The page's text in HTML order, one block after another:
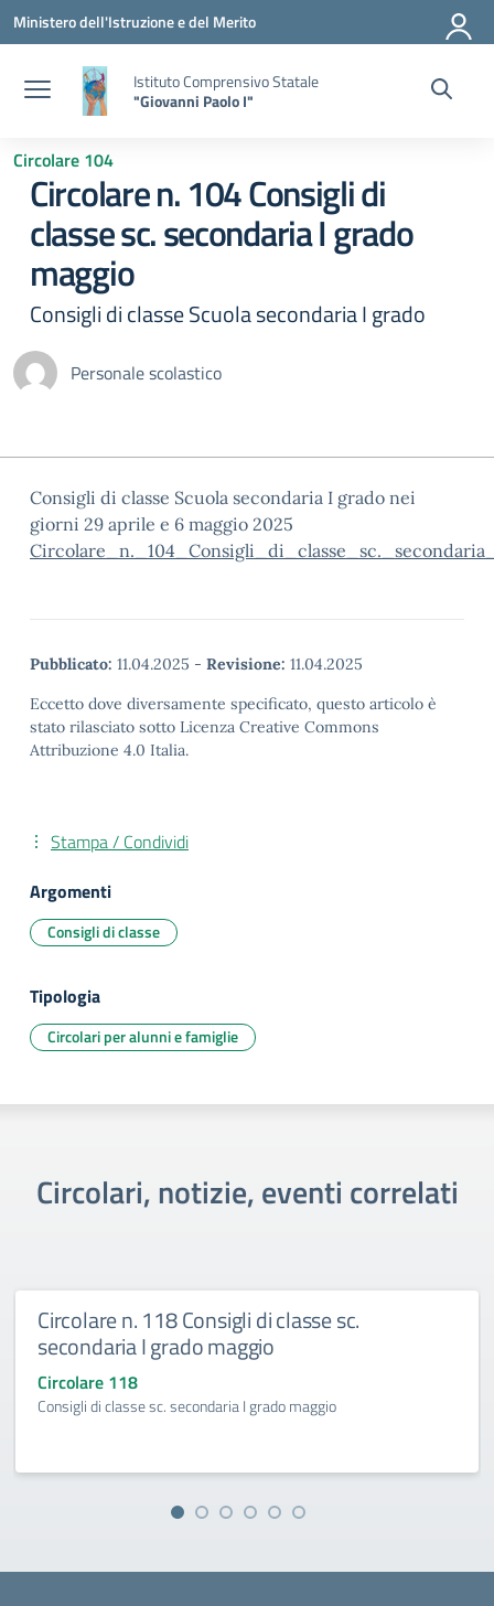
Vai ai contenuti
Vai al menu di navigazione
Vai al footer
Ministero dell'Istruzione e del Merito
Istituto Comprensivo Statale
"Giovanni Paolo I"
Circolare 104
Circolare n. 104 Consigli di
classe sc. secondaria I grado
maggio
Consigli di classe Scuola secondaria I grado
Personale scolastico
Consigli di classe Scuola secondaria I grado nei
giorni 29 aprile e 6 maggio 2025
Pubblicato: 11.04.2025 - Revisione: 11.04.2025
Eccetto dove diversamente specificato, questo articolo è
stato rilasciato sotto Licenza Creative Commons
Attribuzione 4.0 Italia.
Stampa / Condividi
Argomenti
Consigli di classe
Tipologia
Circolari per alunni e famiglie
Circolari, notizie, eventi correlati
Circolare n. 118 Consigli di classe sc.
secondaria I grado maggio
Circolare 118
Consigli di classe sc. secondaria I grado maggio